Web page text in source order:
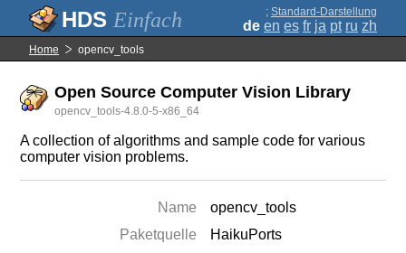
Einfach ; Standard-Darstellung
de en es fr ja pt ru zh
Home opencv_tools
Open Source Computer Vision Library
opencv_tools-4.8.0-5-x86_64
A collection of algorithms and sample code for various
computer vision problems.
Name
opencv_tools
Paketquelle
HaikuPorts